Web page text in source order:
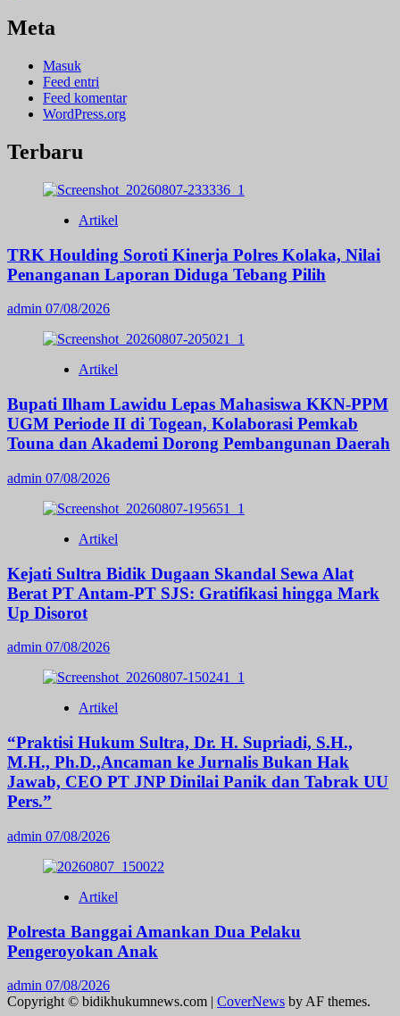
Meta
Masuk
Feed entri
Feed komentar
WordPress.org
Terbaru
Artikel
TRK Houlding Soroti Kinerja Polres Kolaka, Nilai
Penanganan Laporan Diduga Tebang Pilih
admin 07/08/2026
Artikel
Bupati Ilham Lawidu Lepas Mahasiswa KKN-PPM
UGM Periode II di Togean, Kolaborasi Pemkab
Touna dan Akademi Dorong Pembangunan Daerah
admin 07/08/2026
Artikel
Kejati Sultra Bidik Dugaan Skandal Sewa Alat
Berat PT Antam-PT SJS: Gratifikasi hingga Mark
Up Disorot
admin 07/08/2026
Artikel
“Praktisi Hukum Sultra, Dr. H. Supriadi, S.H.,
M.H., Ph.D.,Ancaman ke Jurnalis Bukan Hak
Jawab, CEO PT JNP Dinilai Panik dan Tabrak UU
Pers.”
admin 07/08/2026
Artikel
Polresta Banggai Amankan Dua Pelaku
Pengeroyokan Anak
admin 07/08/2026
Copyright © bidikhukumnews.com | CoverNews by AF themes.